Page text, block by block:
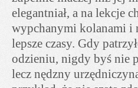
elegantniał, a na lekcje
wypchanymi kolanami i
lepsze czasy. Gdy
odzieniu, nigdy byś nie
lecz nędzny